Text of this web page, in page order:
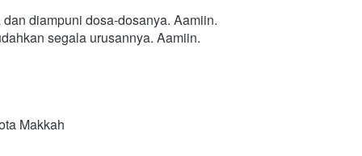
diampuni dosa-dosanya. Aamiin.
segala urusannya. Aamiin.
Makkah